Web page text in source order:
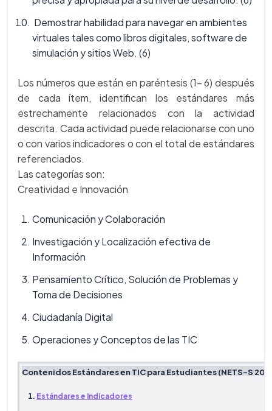
Demostrar habilidad para navegar en ambientes
virtuales tales como libros digitales, software de
simulación y sitios Web. (6)
Los números que están en paréntesis (1- 6) después
de cada ítem, identifican los estándares más
estrechamente relacionados con la actividad
descrita. Cada actividad puede relacionarse con uno
o con varios indicadores o con el total de estándares
referenciados.
Las categorías son:
Creatividad e Innovación
Comunicación y Colaboración
Investigación y Localización efectiva de
Información
Pensamiento Crítico, Solución de Problemas y
Toma de Decisiones
Ciudadanía Digital
Operaciones y Conceptos de las TIC
Contenidos Estándares en TIC para Estudiantes (NETS-S
Estándares e Indicadores